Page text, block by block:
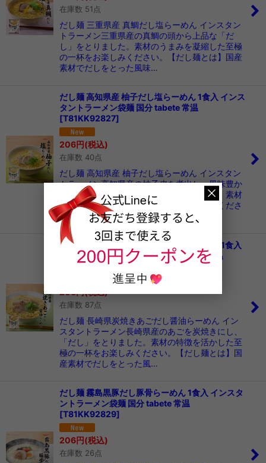
在庫数 51点
だし麺 三重県産 真鯛だし塩らーめん インスタン
トラーメン三重県産の真鯛の頭から上品な「だ
し」をとりました。素材のうまみを凝縮した至極
の一杯をお楽しみください。【だし麺とは】国産
素材でだしをとった風味…
だし麺 高知県産 柚子だし塩らーめん 1食入 インス
タントラーメン袋麺 国分 tabete 常温
[T81KK92827]
206円(税込)
在庫数 40点
だし麺 高知県産 柚子だし塩らーめん インスタン
トラーメン高知県産の柚子皮を煮出し、風味豊か
で爽やかな味わいの「だし」をとりました。素材
のうまみを凝縮した至極の一杯をお楽しみくださ
い。【だし麺とは】国…
だし麺 長崎県炭焼きあごだし醤油らーめん 1食入
インスタントラーメン袋麺 国分 tabete 常温
T81KK92828 ]
206円(税込)
在庫数 87点
だし麺 長崎県炭焼きあごだし醤油らーめん イン
スタントラーメン長崎県産のあごを炭焼きにし、
「だし」をとりました。素材の特徴を活かした至
極の一杯をお楽しみください。【だし麺とは】国
産素材でだしをとった風…
だし麺 霧島黒豚だし豚骨らーめん 1食入 インスタ
ントラーメン袋麺 国分 tabete 常温
[T81KK92829]
206円(税込)
在庫数 26点